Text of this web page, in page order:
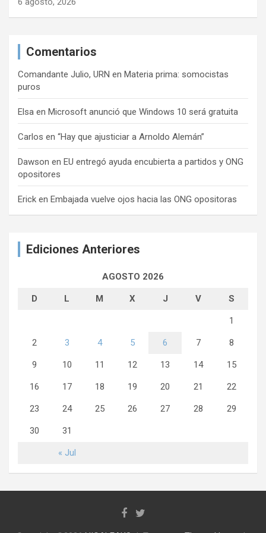
Comentarios
Comandante Julio, URN en Materia prima: somocistas
puros
Elsa en Microsoft anunció que Windows 10 será gratuita
Carlos en “Hay que ajusticiar a Arnoldo Alemán”
Dawson en EU entregó ayuda encubierta a partidos y ONG
opositores
Erick en Embajada vuelve ojos hacia las ONG opositoras
Ediciones Anteriores
AGOSTO 2026
D L M X J V S
« Jul
1
2 3 4 5 6 7 8
9 10 11 12 13 14 15
16 17 18 19 20 21 22
23 24 25 26 27 28 29
30 31